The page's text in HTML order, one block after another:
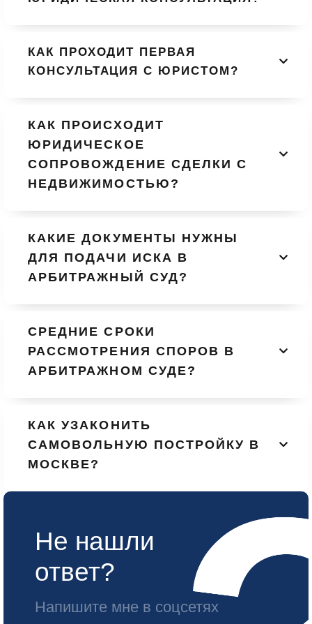
КАК ПРОХОДИТ ПЕРВАЯ
КОНСУЛЬТАЦИЯ С ЮРИСТОМ?
КАК ПРОИСХОДИТ
ЮРИДИЧЕСКОЕ
СОПРОВОЖДЕНИЕ СДЕЛКИ С
НЕДВИЖИМОСТЬЮ?
КАКИЕ ДОКУМЕНТЫ НУЖНЫ
ДЛЯ ПОДАЧИ ИСКА В
АРБИТРАЖНЫЙ СУД?
СРЕДНИЕ СРОКИ
РАССМОТРЕНИЯ СПОРОВ В
АРБИТРАЖНОМ СУДЕ?
КАК УЗАКОНИТЬ
САМОВОЛЬНУЮ ПОСТРОЙКУ В
МОСКВЕ?
Не нашли
ответ?
Напишите мне в соцсетях